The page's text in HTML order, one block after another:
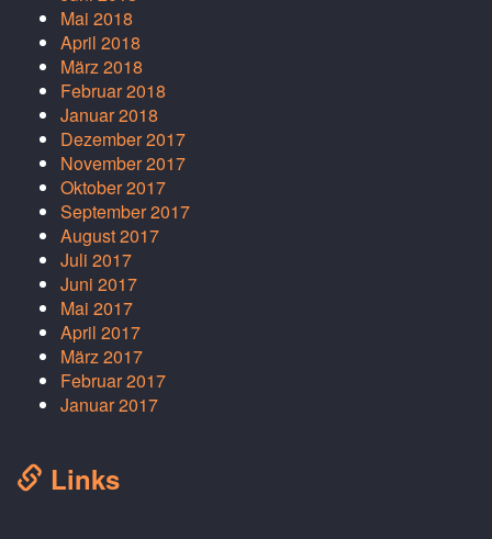
Mai 2018
April 2018
März 2018
Februar 2018
Januar 2018
Dezember 2017
November 2017
Oktober 2017
September 2017
August 2017
Juli 2017
Juni 2017
Mai 2017
April 2017
März 2017
Februar 2017
Januar 2017
Links